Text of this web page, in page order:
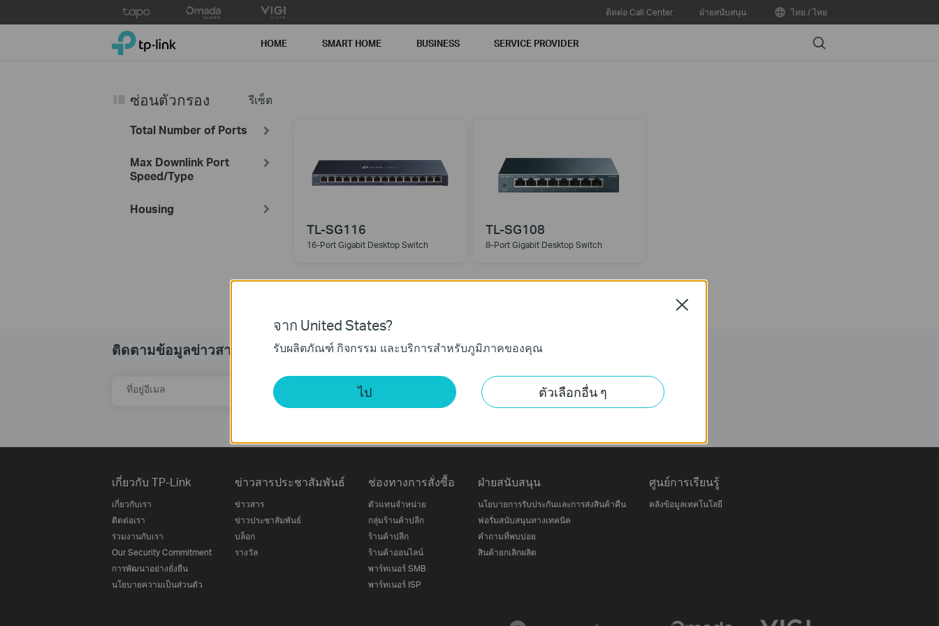
to
ติดต่อ Call Center ฝ่ายสนับสนุน ไทย / ไทย
TP-Link, Reliably Smart HOME SMART HOME BUSINESS SERVICE PROVIDER Search
รีเซ็ต
ซ่อนตัวกรอง
Total Number of Ports
Max Downlink Port
Speed/Type
Housing
TL-SG116
16-Port Gigabit Desktop Switch
TL-SG108
8-Port Gigabit Desktop Switch
ติดตามข้อมูลข่าวสาร
ที่อยู่อีเมล ลงทะเบียน
ติดตามเรา
เกี่ยวกับ TP-Link
เกี่ยวกับเรา
ติดต่อเรา
ร่วมงานกับเรา
Our Security Commitment
การพัฒนาอย่างยั่งยืน
นโยบายความเป็นส่วนตัว
ข่าวสารประชาสัมพันธ์
ข่าวสาร
ข่าวประชาสัมพันธ์
บล็อก
รางวัล
ช่องทางการสั่งซื้อ
ตัวแทนจำหน่าย
กลุ่มร้านค้าปลีก
ร้านค้าปลีก
ร้านค้าออนไลน์
พาร์ทเนอร์ SMB
พาร์ทเนอร์ ISP
ฝ่ายสนับสนุน
นโยบายการรับประกันและการส่งสินค้าคืน
ฟอรั่มสนับสนุนทางเทคนิค
คำถามที่พบบ่อย
สินค้ายกเลิกผลิต
ศูนย์การเรียนรู้
คลังข้อมูลเทคโนโลยี
จาก United States?
รับผลิตภัณฑ์ กิจกรรม และบริการสำหรับภูมิภาคของคุณ
ไป ตัวเลือกอื่น ๆ
Close